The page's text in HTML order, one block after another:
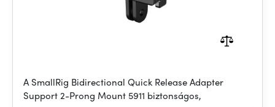
A SmallRig Bidirectional Quick Release Adapter
Support 2-Prong Mount 5911 biztonságos,